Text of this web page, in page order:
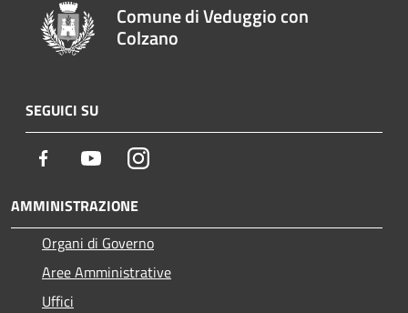
Comune di Veduggio con
Colzano
SEGUICI SU
Facebook YoutubeInstagram
AMMINISTRAZIONE
Organi di Governo
Aree Amministrative
Uffici